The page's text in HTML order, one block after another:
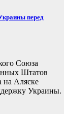
перед
Союза
Штатов
на Аляске
Украины.